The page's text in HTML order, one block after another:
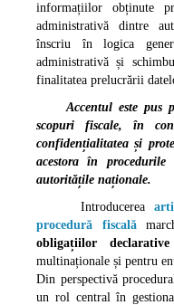
informațiilor obținute
administrativă dintre
înscriu în logica
administrativă și
finalitatea prelucrării
Accentul este pus
scopuri fiscale, în
confidențialitatea și
acestora în
autoritățile naționale.
Introducerea
procedură fiscală
obligațiilor declarative
multinaționale și pentru
Din perspectivă
un rol central în